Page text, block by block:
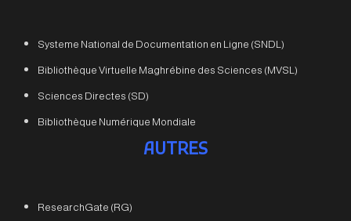
Systeme National de Documentation en Ligne (SNDL)
Bibliothèque Virtuelle Maghrébine des Sciences (MVSL)
Sciences Directes (SD)
Bibliothèque Numérique Mondiale
AUTRES
ResearchGate (RG)